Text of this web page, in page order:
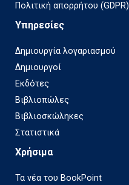
Πολιτική απορρήτου (GDPR)
Υπηρεσίες
Δημιουργία λογαριασμού
Δημιουργοί
Εκδότες
Βιβλιοπώλες
Βιβλιοσκώληκες
Στατιστικά
Χρήσιμα
Τα νέα του BookPoint